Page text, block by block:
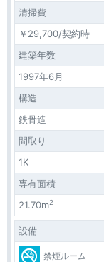
清掃費
￥29,700/契約時
建築年数
1997年6月
構造
鉄骨造
間取り
1K
専有面積
21.70m2
設備
禁煙ルーム